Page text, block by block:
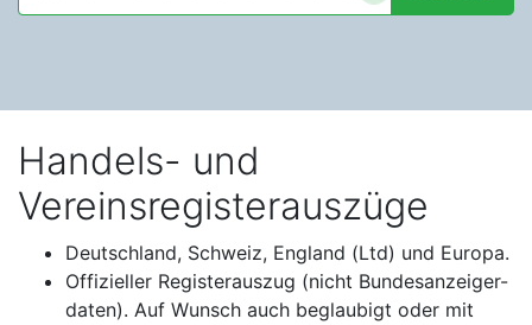
Handels- und
Vereinsregisterauszüge
Deutschland, Schweiz, England (Ltd) und Europa.
Offizieller Registerauszug (nicht Bundesanzeiger-
daten). Auf Wunsch auch beglaubigt oder mit